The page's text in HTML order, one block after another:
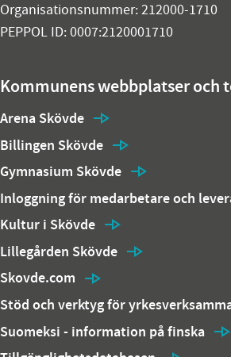
Organisationsnummer: 212000-1710
PEPPOL ID: 0007:2120001710
Kommunens webbplatser och
Arena Skövde
Billingen Skövde
Gymnasium Skövde
Inloggning för medarbetare och
Kultur i Skövde
Lillegården Skövde
Skovde.com
Stöd och verktyg för
Suomeksi - information på finska